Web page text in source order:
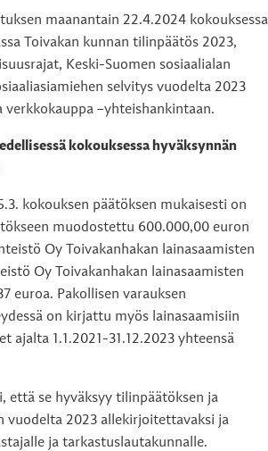
maanantain 22.4.2024 kokouksessa
Toivakan kunnan tilinpäätös 2023,
Keski-Suomen sosiaalialan
selvitys vuodelta 2023
verkkokauppa –yhteishankintaan.
kokouksessa hyväksynnän
kokouksen päätöksen mukaisesti on
muodostettu 600.000,00 euron
Oy Toivakanhakan lainasaamisten
Oy Toivakanhakan lainasaamisten
euroa. Pakollisen varauksen
on kirjattu myös lainasaamisiin
ajalta 1.1.2021-31.12.2023 yhteensä
että se hyväksyy tilinpäätöksen ja
vuodelta 2023 allekirjoitettavaksi ja
ja tarkastuslautakunnalle.